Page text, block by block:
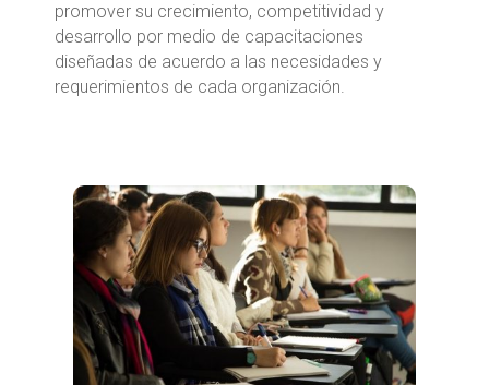
promover su crecimiento, competitividad y
desarrollo por medio de capacitaciones
diseñadas de acuerdo a las necesidades y
requerimientos de cada organización.